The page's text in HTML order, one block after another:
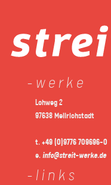
werke
Lohweg 2
97638 Mellrichstadt
t. +49 (0)9776 709696-0
e. info@streit-werke.de
links